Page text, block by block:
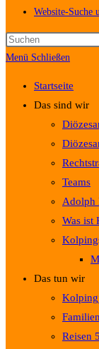
Website-Suche
Menü Schließen
Startseite
Das sind wir
Teams
Adolph
Was ist
Das tun wir
Familien
Reisen